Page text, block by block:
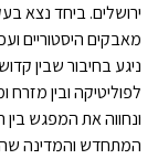
ירושלים. ביחד נצא
מאבקים היסטוריים
ניגע בחיבור שבין
לפוליטיקה ובין מזרח
ונחווה את המפגש
המתחדש והמדינה